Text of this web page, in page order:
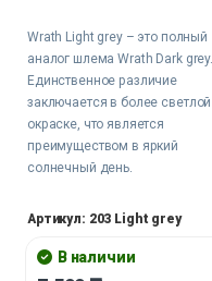
Wrath Light grey – это полный
аналог шлема Wrath Dark grey.
Единственное различие
заключается в более светлой
окраске, что является
преимуществом в яркий
солнечный день.
Артикул: 203 Light grey
В наличии